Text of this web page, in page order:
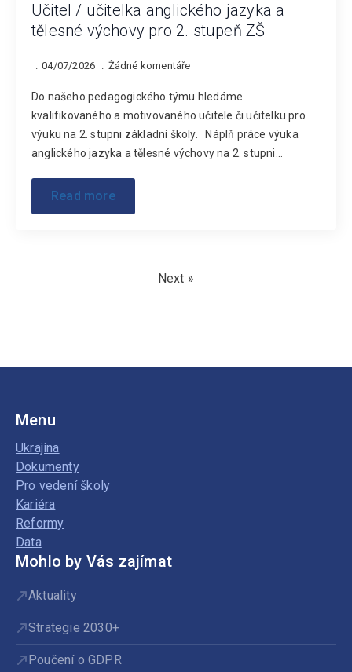
Učitel / učitelka anglického jazyka a
tělesné výchovy pro 2. stupeň ZŠ
04/07/2026 Žádné komentáře
Do našeho pedagogického týmu hledáme
kvalifikovaného a motivovaného učitele či učitelku pro
výuku na 2. stupni základní školy. Náplň práce výuka
anglického jazyka a tělesné výchovy na 2. stupni…
Read more
Next »
Menu
Ukrajina
Dokumenty
Pro vedení školy
Kariéra
Reformy
Data
Mohlo by Vás zajímat
Aktuality
Strategie 2030+
Poučení o GDPR